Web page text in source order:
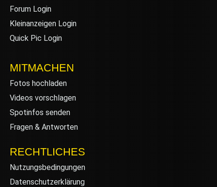
Forum Login
Kleinanzeigen Login
Quick Pic Login
MITMACHEN
Fotos hochladen
Videos vorschlagen
Spotinfos senden
Fragen & Antworten
RECHTLICHES
Nutzungsbedingungen
Datenschutzerklärung